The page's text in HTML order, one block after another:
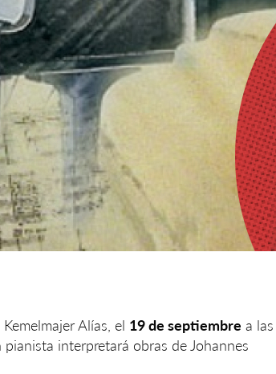
Alías, el 19 de septiembre a las
interpretará obras de Johannes